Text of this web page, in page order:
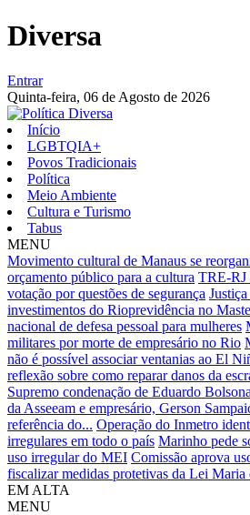
Diversa
Entrar
Quinta-feira, 06 de Agosto de 2026
Início
LGBTQIA+
Povos Tradicionais
Política
Meio Ambiente
Cultura e Turismo
Tabus
MENU
Movimento cultural de Manaus se
orçamento público para a cultura TRE-RJ
votação por questões de segurança
investimentos do Rioprevidência no
nacional de defesa pessoal para mulheres
militares por morte de empresário no Rio
não é possível associar ventanias ao El
reflexão sobre como reparar danos da
Supremo condenação de Eduardo
da Asseeam e empresário, Gerson
referência do... Operação do Inmetro
irregulares em todo o país Marinho pede
uso irregular do MEI Comissão aprova
fiscalizar medidas protetivas da Lei Maria
EM ALTA
MENU